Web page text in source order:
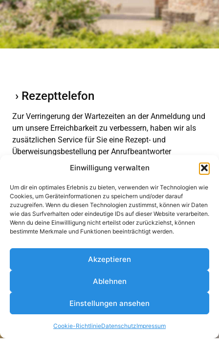
Einwilligung verwalten
Um dir ein optimales Erlebnis zu bieten, verwenden wir Technologien wie
Cookies, um Geräteinformationen zu speichern und/oder darauf
zuzugreifen. Wenn du diesen Technologien zustimmst, können wir Daten
wie das Surfverhalten oder eindeutige IDs auf dieser Website verarbeiten.
Wenn du deine Einwillligung nicht erteilst oder zurückziehst, können
bestimmte Merkmale und Funktionen beeinträchtigt werden.
Akzeptieren
Ablehnen
Einstellungen ansehen
Cookie-RichtlinieDatenschutzImpressum
› Rezepttelefon
Zur Verringerung der Wartezeiten an der Anmeldung und
um unsere Erreichbarkeit zu verbessern, haben wir als
zusätzlichen Service für Sie eine Rezept- und
Überweisungsbestellung per Anrufbeantworter
› Gichtinformationen
Harnsäure – nur ein erhöhter Harnsäurespiegel oder
Gicht?